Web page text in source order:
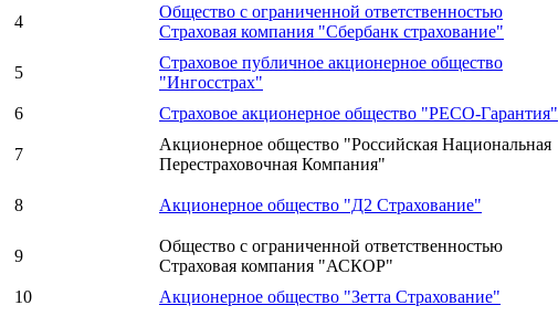
4
Общество с ограниченной ответственностью
Страховая компания "Сбербанк страхование"
5
Страховое публичное акционерное общество
"Ингосстрах"
6 Страховое акционерное общество "РЕСО-Гарантия"
7
Акционерное общество "Российская Национальная
Перестраховочная Компания"
8 Акционерное общество "Д2 Страхование"
9
Общество с ограниченной ответственностью
Страховая компания "АСКОР"
10 Акционерное общество "Зетта Страхование"